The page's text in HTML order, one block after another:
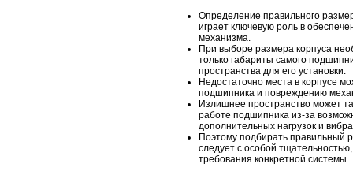
Определение правильного
играет ключевую роль в
механизма.
При выборе размера корпуса
только габариты самого
пространства для его установки.
Недостаточно места в корпусе
подшипника и повреждению
Излишнее пространство может
работе подшипника из-за
дополнительных нагрузок и
Поэтому подбирать правильный
следует с особой
требования конкретной системы.